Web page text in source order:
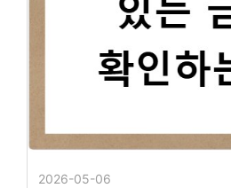
2026-05-06